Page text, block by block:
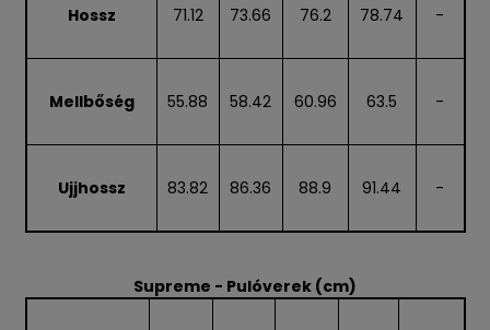
Hossz 71.12 73.66 76.2 78.74 -
Mellbőség 55.88 58.42 60.96 63.5 -
Ujjhossz 83.82 86.36 88.9 91.44 -
Supreme - Pulóverek (cm)